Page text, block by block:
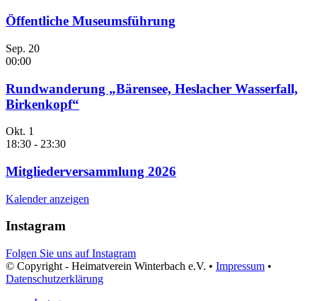
Öffentliche Museumsführung
Sep. 20
00:00
Rundwanderung „Bärensee, Heslacher Wasserfall,
Birkenkopf“
Okt. 1
18:30 - 23:30
Mitgliederversammlung 2026
Kalender anzeigen
Instagram
Folgen Sie uns auf Instagram
© Copyright - Heimatverein Winterbach e.V. • Impressum •
Datenschutzerklärung